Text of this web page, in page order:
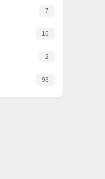
7
16
2
93